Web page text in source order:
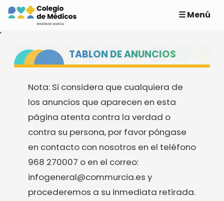
☰ Menú
'
TABLON DE ANUNCIOS
Nota: Si considera que cualquiera de
los anuncios que aparecen en esta
página atenta contra la verdad o
contra su persona, por favor póngase
en contacto con nosotros en el teléfono
968 270007 o en el correo:
infogeneral@commurcia.es y
procederemos a su inmediata retirada.